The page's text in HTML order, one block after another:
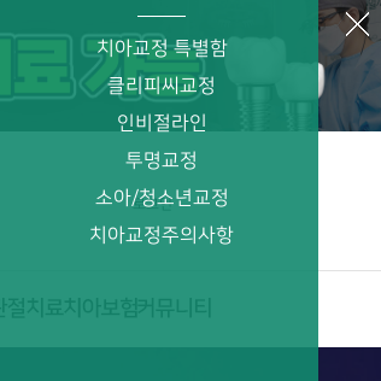
로그인
치아교정 특별함
클리피씨교정
인비절라인
투명교정
소아/청소년교정
치아교정주의사항